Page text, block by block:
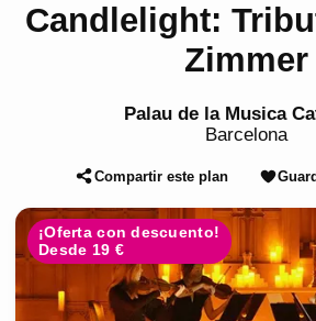
Candlelight:
Zimmer
Palau de la Musica
Barcelona
Compartir este plan
¡Oferta con descuento!
Desde 19 €